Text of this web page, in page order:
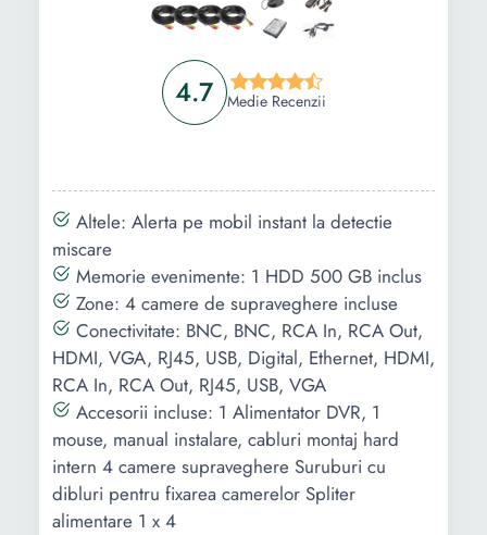
4.7 Medie Recenzii
Altele: Alerta pe mobil instant la detectie
miscare
Memorie evenimente: 1 HDD 500 GB inclus
Zone: 4 camere de supraveghere incluse
Conectivitate: BNC, BNC, RCA In, RCA Out,
HDMI, VGA, RJ45, USB, Digital, Ethernet, HDMI,
RCA In, RCA Out, RJ45, USB, VGA
Accesorii incluse: 1 Alimentator DVR, 1
mouse, manual instalare, cabluri montaj hard
intern 4 camere supraveghere Suruburi cu
dibluri pentru fixarea camerelor Spliter
alimentare 1 x 4